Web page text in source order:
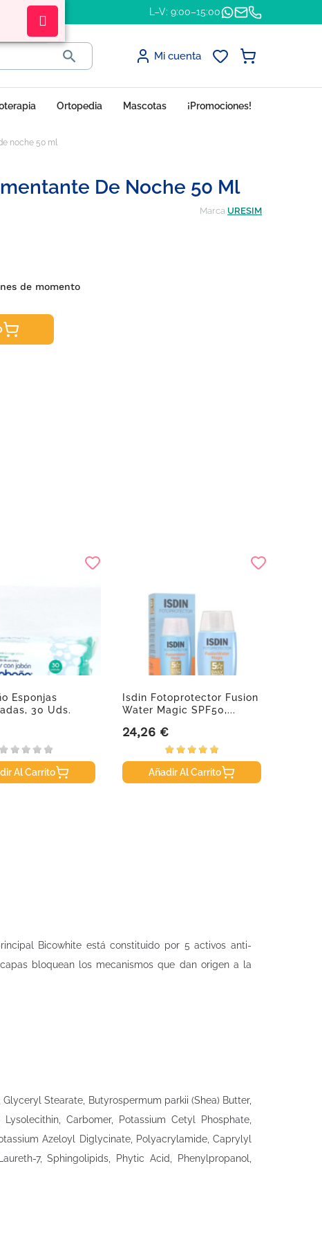
L–V: 9:00–15:00
 Mi cuenta
Ortopedia Mascotas ¡Promociones!
noche 50 ml
De Noche 50 Ml
Marca URESIM
de momento
Esponjas
30 Uds.
Al Carrito
Isdin Fotoprotector Fusion
Water Magic SPF50,...
Precio
24,26 €
Añadir Al Carrito
Bicowhite está constituido por 5 activos anti-
bloquean los mecanismos que dan origen a la
Stearate, Butyrospermum parkii (Shea) Butter,
Carbomer, Potassium Cetyl Phosphate,
Azeloyl Diglycinate, Polyacrylamide, Caprylyl
7, Sphingolipids, Phytic Acid, Phenylpropanol,